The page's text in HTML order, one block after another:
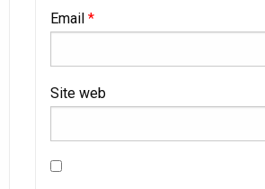
Email *
Site web